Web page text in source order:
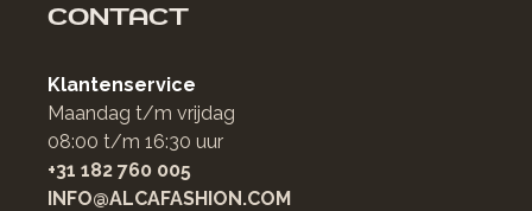
CONTACT
Klantenservice
Maandag t/m vrijdag
08:00 t/m 16:30 uur
+31 182 760 005
INFO@ALCAFASHION.COM